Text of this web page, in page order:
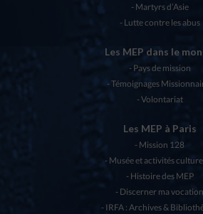
Martyrs d’Asie
Lutte contre les abus
Les MEP dans le
Pays de mission
Témoignages
Volontariat
Les MEP à Paris
Mission 128
Musée et activités
Histoire des MEP
Discerner ma vocation
IRFA : Archives &